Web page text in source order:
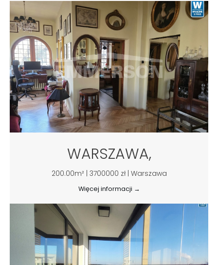
WARSZAWA,
200.00m² | 3700000 zł | Warszawa
Więcej informacji →